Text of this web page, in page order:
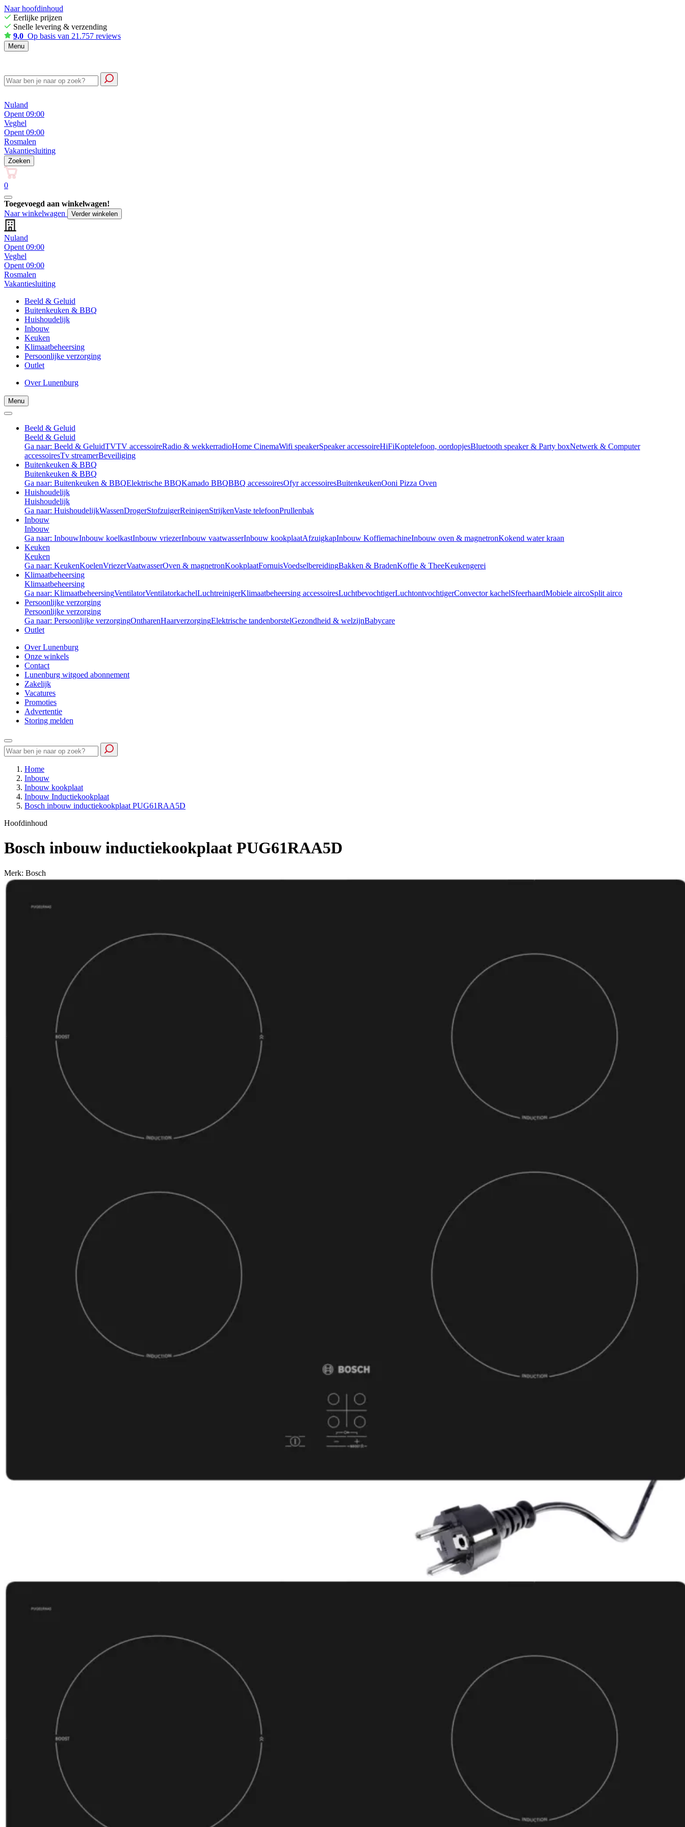
Naar hoofdinhoud
Eerlijke prijzen
Snelle levering & verzending
9,0 Op basis van 21.757 reviews
Menu
Nuland
Opent 09:00
Veghel
Opent 09:00
Rosmalen
Vakantiesluiting
Zoeken
0
Toegevoegd aan winkelwagen!
Naar winkelwagen
Verder winkelen
Nuland
Opent 09:00
Veghel
Opent 09:00
Rosmalen
Vakantiesluiting
Beeld & Geluid
Buitenkeuken & BBQ
Huishoudelijk
Inbouw
Keuken
Klimaatbeheersing
Persoonlijke verzorging
Outlet
Over Lunenburg
Menu
Beeld & Geluid
Beeld & Geluid
Ga naar: Beeld & GeluidTVTV accessoireRadio & wekkerradioHome CinemaWifi speakerSpeaker accessoireHiFiKoptelefoon, oordopjesBluetooth speaker & Party boxNetwerk & Computer
accessoiresTv streamerBeveiliging
Buitenkeuken & BBQ
Buitenkeuken & BBQ
Ga naar: Buitenkeuken & BBQElektrische BBQKamado BBQBBQ accessoiresOfyr accessoiresBuitenkeukenOoni Pizza Oven
Huishoudelijk
Huishoudelijk
Ga naar: HuishoudelijkWassenDrogerStofzuigerReinigenStrijkenVaste telefoonPrullenbak
Inbouw
Inbouw
Ga naar: InbouwInbouw koelkastInbouw vriezerInbouw vaatwasserInbouw kookplaatAfzuigkapInbouw KoffiemachineInbouw oven & magnetronKokend water kraan
Keuken
Keuken
Ga naar: KeukenKoelenVriezerVaatwasserOven & magnetronKookplaatFornuisVoedselbereidingBakken & BradenKoffie & TheeKeukengerei
Klimaatbeheersing
Klimaatbeheersing
Ga naar: KlimaatbeheersingVentilatorVentilatorkachelLuchtreinigerKlimaatbeheersing accessoiresLuchtbevochtigerLuchtontvochtigerConvector kachelSfeerhaardMobiele aircoSplit airco
Persoonlijke verzorging
Persoonlijke verzorging
Ga naar: Persoonlijke verzorgingOntharenHaarverzorgingElektrische tandenborstelGezondheid & welzijnBabycare
Outlet
Over Lunenburg
Onze winkels
Contact
Lunenburg witgoed abonnement
Zakelijk
Vacatures
Promoties
Advertentie
Storing melden
Home
Inbouw
Inbouw kookplaat
Inbouw Inductiekookplaat
Bosch inbouw inductiekookplaat PUG61RAA5D
Hoofdinhoud
Bosch inbouw inductiekookplaat PUG61RAA5D
Merk: Bosch